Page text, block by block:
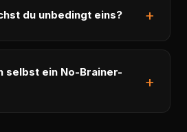
du unbedingt eins?
selbst ein No-Brainer-